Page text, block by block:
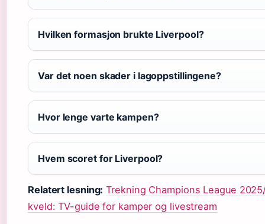
Hvilken formasjon brukte Liverpool?
Var det noen skader i lagoppstillingene?
Hvor lenge varte kampen?
Hvem scoret for Liverpool?
Relatert lesning: Trekning Champions League
kveld: TV-guide for kamper og livestream